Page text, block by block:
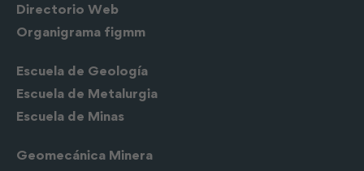
Directorio Web
Organigrama figmm
Escuela de Geología
Escuela de Metalurgia
Escuela de Minas
Geomecánica Minera